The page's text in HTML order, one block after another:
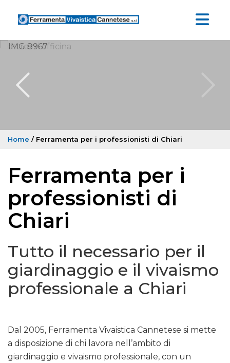
Home / Ferramenta per i professionisti di Chiari
Ferramenta per i
professionisti di
Chiari
Tutto il necessario per il
giardinaggio e il vivaismo
professionale a Chiari
Dal 2005, Ferramenta Vivaistica Cannetese si mette
a disposizione di chi lavora nell’ambito di
giardinaggio e vivaismo professionale, con un